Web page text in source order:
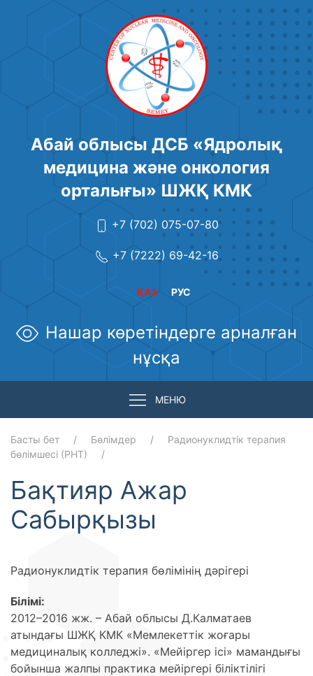
Абай облысы ДСБ «Ядролық
медицина және онкология
орталығы» ШЖҚ КМК
+7 (702) 075-07-80
+7 (7222) 69-42-16
РУС
ҚАЗ
Нашар көретіндерге арналған
нұсқа
МЕНЮ
Басты бет Бөлімдер
Радионуклидтік терапия
бөлімшесі (РНТ)
Бақтияр Ажар
Сабырқызы
Радионуклидтік терапия бөлімінің дәрігері
Білімі:
2012–2016 жж. – Абай облысы Д.Калматаев
атындағы ШЖҚ КМК «Мемлекеттік жоғары
медициналық колледжі». «Мейіргер ісі» мамандығы
бойынша жалпы практика мейіргері біліктілігі